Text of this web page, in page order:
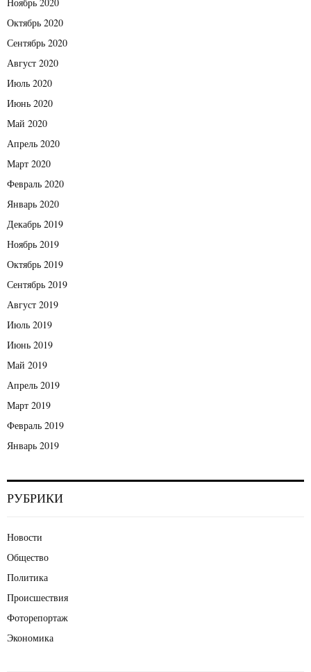
Ноябрь 2020
Октябрь 2020
Сентябрь 2020
Август 2020
Июль 2020
Июнь 2020
Май 2020
Апрель 2020
Март 2020
Февраль 2020
Январь 2020
Декабрь 2019
Ноябрь 2019
Октябрь 2019
Сентябрь 2019
Август 2019
Июль 2019
Июнь 2019
Май 2019
Апрель 2019
Март 2019
Февраль 2019
Январь 2019
РУБРИКИ
Новости
Общество
Политика
Происшествия
Фоторепортаж
Экономика